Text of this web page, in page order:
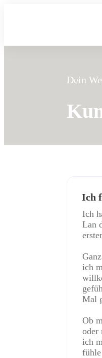
Dein
Ich
Ich
Lan
ich
Mal
Ob
oder
ich